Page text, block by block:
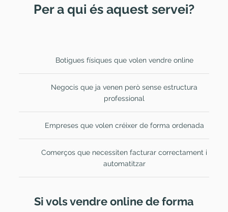
Per a qui és aquest servei?
Botigues físiques que volen vendre online
Negocis que ja venen però sense estructura
professional
Empreses que volen créixer de forma ordenada
Comerços que necessiten facturar correctament i
automatitzar
Si vols vendre online de forma